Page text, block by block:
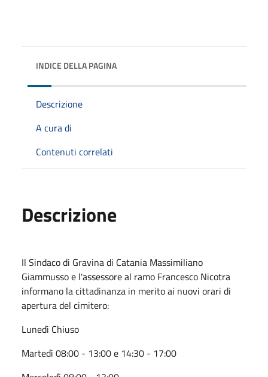
INDICE DELLA PAGINA
Descrizione
A cura di
Contenuti correlati
Descrizione
Il Sindaco di Gravina di Catania Massimiliano
Giammusso e l'assessore al ramo Francesco Nicotra
informano la cittadinanza in merito ai nuovi orari di
apertura del cimitero:
Lunedì Chiuso
Martedì 08:00 - 13:00 e 14:30 - 17:00